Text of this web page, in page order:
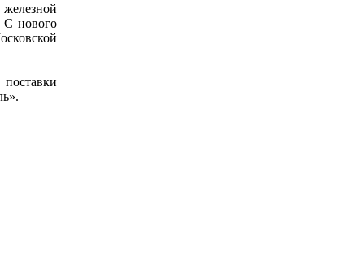
С нового